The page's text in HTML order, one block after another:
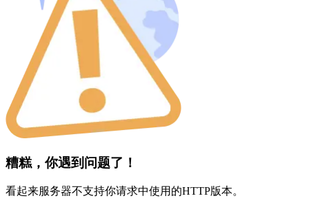
糟糕，你遇到问题了！
看起来服务器不支持你请求中使用的HTTP版本。